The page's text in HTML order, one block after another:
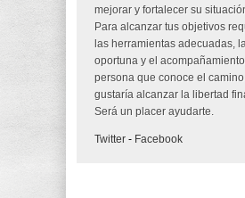
mejorar y fortalecer su
Para alcanzar tus objetivos
las herramientas adecuadas,
oportuna y el
persona que conoce el
gustaría alcanzar la libertad
Será un placer ayudarte.
Twitter - Facebook